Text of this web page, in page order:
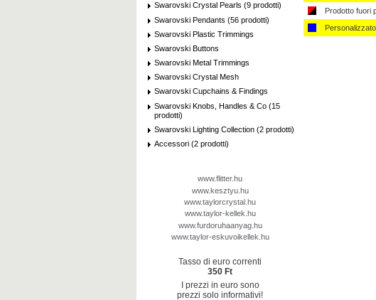
Swarovski Crystal Pearls (9 prodotti)
Swarovski Pendants (56 prodotti)
Swarovski Plastic Trimmings
Swarovski Buttons
Swarovski Metal Trimmings
Swarovski Crystal Mesh
Swarovski Cupchains & Findings
Swarovski Knobs, Handles & Co (15
prodotti)
Swarovski Lighting Collection (2 prodotti)
Accessori (2 prodotti)
www.flitter.hu
www.kesztyu.hu
www.taylorcrystal.hu
www.taylor-kellek.hu
www.furdoruhaanyag.hu
www.taylor-eskuvoikellek.hu
Tasso di euro correnti
350 Ft
I prezzi in euro sono
prezzi solo informativi!
Prodotto fuori